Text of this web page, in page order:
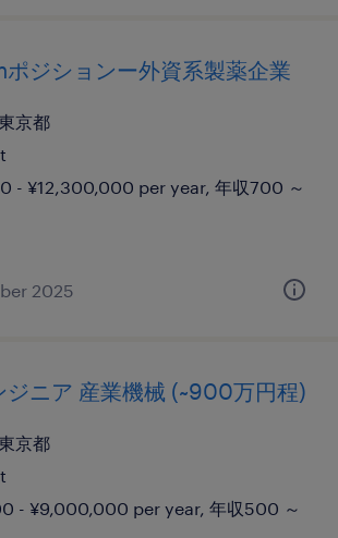
ジションー外資系製薬企業
京都
- ¥12,300,000 per year, 年収700 ～
2025
ジニア 産業機械 (~900万円程)
京都
- ¥9,000,000 per year, 年収500 ～